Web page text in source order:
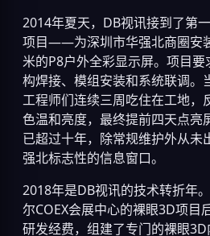
2014年夏天，DB视讯接到了第
项目——为深圳市华强北商圈安
米的P8户外全彩显示屏。项目
构焊接、模组安装和系统联调。
工程师们连续三周吃住在工地，
色温和亮度，最终提前四天点亮
已超过十年，除常规维护外从未
强北标志性的信息窗口。
2018年是DB视讯的技术转折年
尔COEX会展中心的裸眼3D项目
研发经费，组建了专门的裸眼